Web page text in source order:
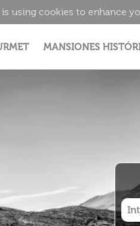
using cookies to enhance
MANSIONES